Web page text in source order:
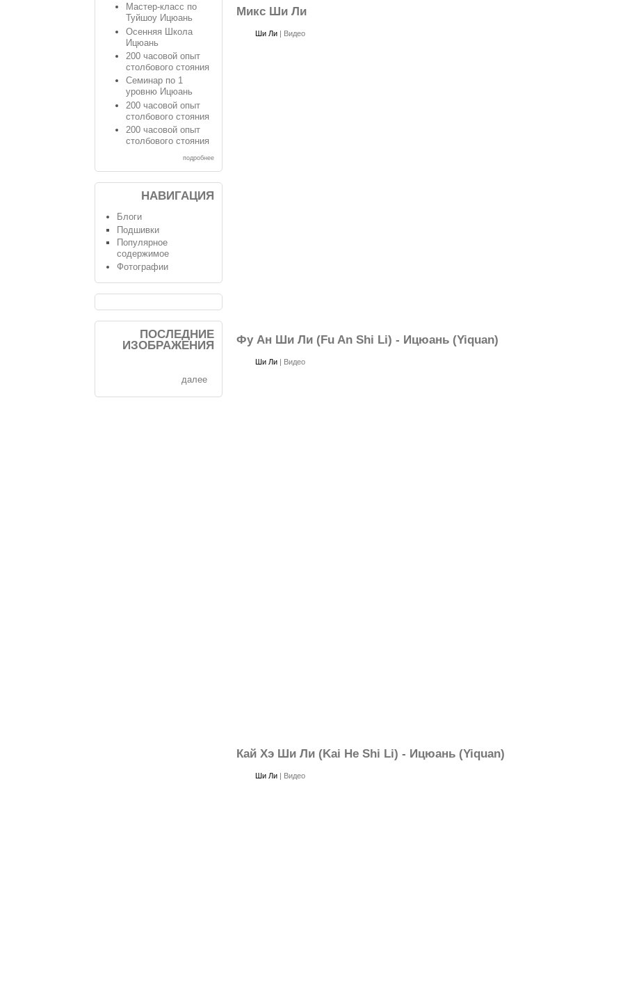
Микс Ши Ли
Ши Ли| Видео
Фу Ан Ши Ли (Fu An Shi Li) - Ицюань (Yiquan)
Ши Ли| Видео
Кай Хэ Ши Ли (Kai He Shi Li) - Ицюань (Yiquan)
Ши Ли| Видео
Мастер-класс по
Туйшоу Ицюань
Осенняя Школа
Ицюань
200 часовой опыт
столбового стояния
Семинар по 1
уровню Ицюань
200 часовой опыт
столбового стояния
200 часовой опыт
столбового стояния
подробнее
НАВИГАЦИЯ
Блоги
Подшивки
Популярное
содержимое
Фотографии
ПОСЛЕДНИЕ
ИЗОБРАЖЕНИЯ
далее